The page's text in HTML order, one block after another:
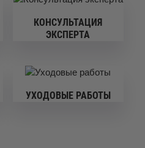
КОНСУЛЬТАЦИЯ
ЭКСПЕРТА
УХОДОВЫЕ РАБОТЫ